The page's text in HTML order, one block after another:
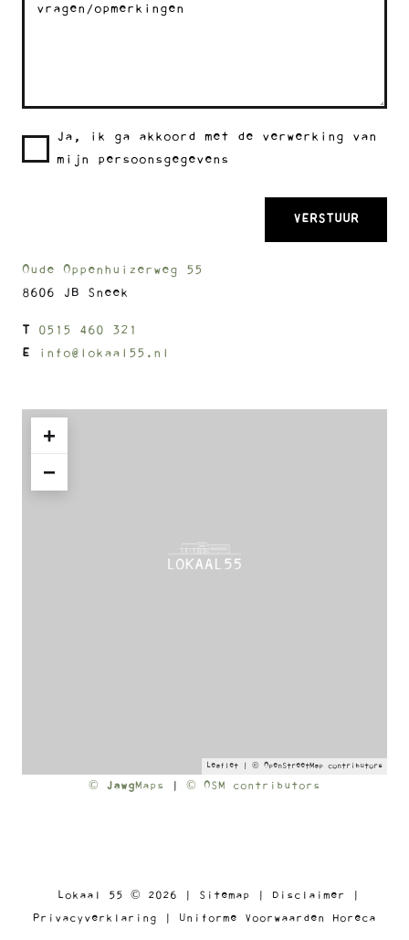
Ja, ik ga akkoord met de verwerking van
mijn persoonsgegevens
Oude Oppenhuizerweg 55
8606 JB Sneek
T 0515 460 321
E
info@lokaal55.nl
+
−
Leaflet | © OpenStreetMap contributors
© JawgMaps | © OSM contributors
Lokaal 55 © 2026 | Sitemap | Disclaimer |
Privacyverklaring | Uniforme Voorwaarden Horeca